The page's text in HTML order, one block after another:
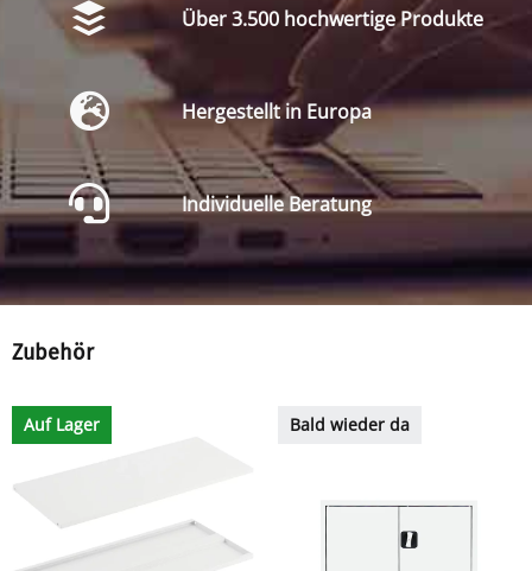
Über 3.500 hochwertige Produkte
Hergestellt in Europa
Individuelle Beratung
Zubehör
Auf Lager Bald wieder da